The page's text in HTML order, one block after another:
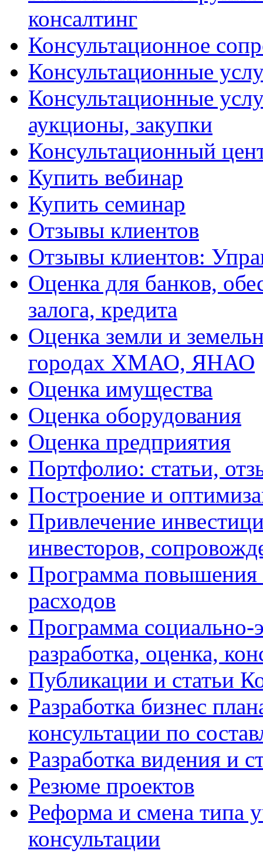
консалтинг
Консультационное
Консультационные
Консультационные
аукционы, закупки
Консультационный
Купить вебинар
Купить семинар
Отзывы клиентов
Отзывы клиентов:
Оценка для банков,
залога, кредита
Оценка земли и
городах ХМАО, ЯНАО
Оценка имущества
Оценка оборудования
Оценка предприятия
Портфолио: статьи,
Построение и
Привлечение
инвесторов,
Программа
расходов
Программа социально-
разработка, оценка,
Публикации и статьи
Разработка бизнес
консультации по
Разработка видения и
Резюме проектов
Реформа и смена типа
консультации